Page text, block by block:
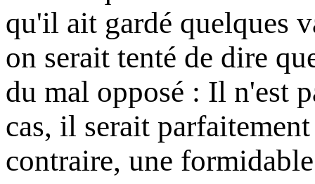
qu'il ait gardé quelques
on serait tenté de dire
du mal opposé : Il n'est
cas, il serait
contraire, une